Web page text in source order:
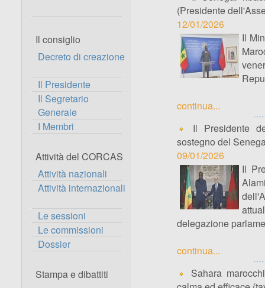
Il consiglio
Decreto di creazione
Il Presidente
Il Segretario
Generale
I Membri
Attività del CORCAS
Attività nazionali
Attività internazionali
Le sessioni
Le commissioni
Dossier
Stampa e dibattiti
(Presidente
12/01/2026
Il
continua...
Il Presidente
sostegno del
09/01/2026
Il
delegazione
continua...
Sahara